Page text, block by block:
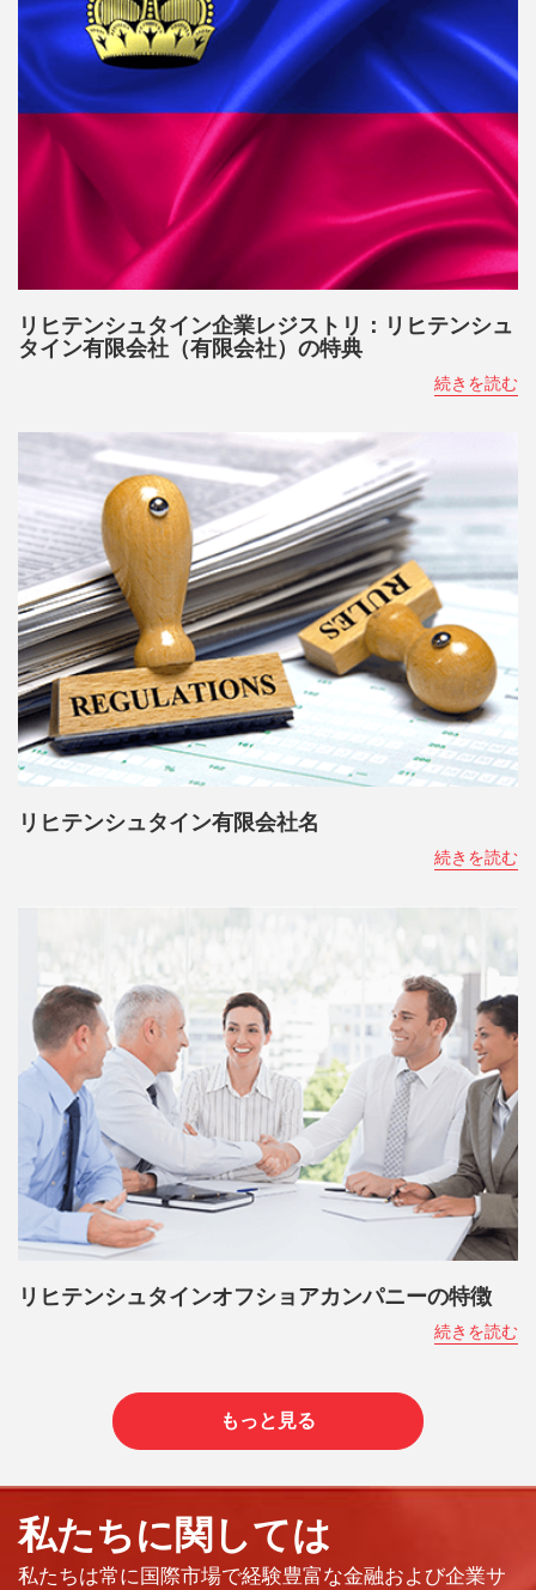
リヒテンシュタイン企業レジストリ：リヒテンシュ
タイン有限会社（有限会社）の特典
続きを読む
リヒテンシュタイン有限会社名
続きを読む
リヒテンシュタインオフショアカンパニーの特徴
続きを読む
もっと見る
私たちに関しては
私たちは常に国際市場で経験豊富な金融および企業サ